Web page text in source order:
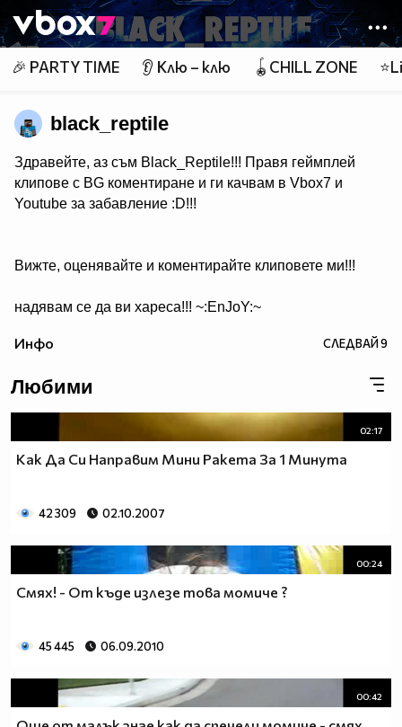
👾
🎉 PARTY TIME 👂 Клю – клю 🪀CHILL ZONE
black_reptile
Здравейте, аз съм Black_Reptile!!! Правя геймплей
клипове с BG коментиране и ги качвам в Vbox7 и
Youtube за забавление :D!!!
Вижте, оценявайте и коментирайте клиповете ми!!!
надявам се да ви хареса!!! ~:EnJoY:~
Инфо СЛЕДВАЙ9
Любими
02:17
Как Да Си Направим Мини Ракета За 1 Минута
42 309 02.10.2007
00:24
Смях! - От къде излезе това момиче ?
45 445 06.09.2010
00:42